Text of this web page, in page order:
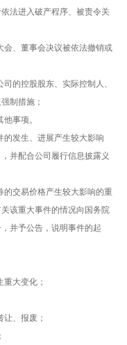
法进入破产程序、被责令关
会、董事会决议被依法撤销或
的控股股东、实际控制人、
制措施；
事项。
发生、进展产生较大影响
并配合公司履行信息披露义
交易价格产生较大影响的重
该重大事件的情况向国务院
并予公告，说明事件的起
重大变化；
让、报废；